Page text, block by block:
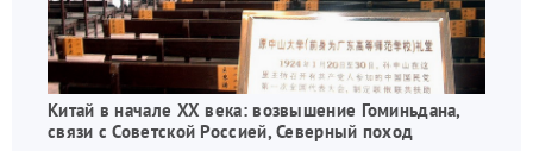
Китай в начале XX века: возвышение Гоминьдана,
связи с Советской Россией, Северный поход